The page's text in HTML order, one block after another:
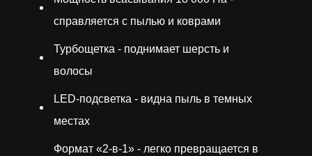
справляется с пылью и коврами
Турбощетка - поднимает шерсть и
волосы
LED-подсветка - видна пыль в темных
местах
Формат «2-в-1» - легко превращается в